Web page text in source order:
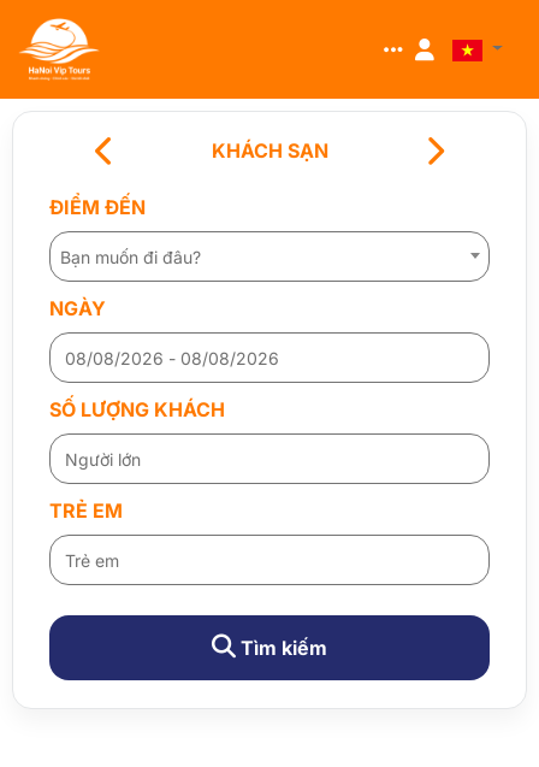
KHÁCH SẠN
ĐIỂM ĐẾN
Bạn muốn đi đâu?
NGÀY
SỐ LƯỢNG KHÁCH
TRẺ EM
Tìm kiếm